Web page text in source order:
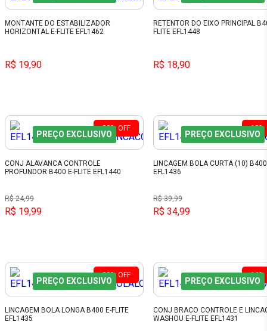
MONTANTE DO ESTABILIZADOR
HORIZONTAL E-FLITE EFL1462
R$ 19,90
RETENTOR DO EIXO PRINCIPAL
FLITE EFL1448
R$ 18,90
20% OFF
PREÇO EXCLUSIVO
CONJ ALAVANCA CONTROLE
PROFUNDOR B400 E-FLITE EFL1440
R$ 24,99
R$ 19,99
13%
PREÇO EXCLUSIVO
LINCAGEM BOLA CURTA (10) B400
EFL1436
R$ 39,99
R$ 34,99
20% OFF
PREÇO EXCLUSIVO
LINCAGEM BOLA LONGA B400 E-FLITE
EFL1435
16%
PREÇO EXCLUSIVO
CONJ BRACO CONTROLE E
WASHOU E-FLITE EFL1431